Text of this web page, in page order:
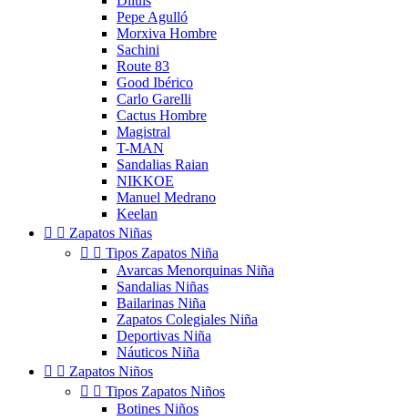
Pepe Agulló
Morxiva Hombre
Sachini
Route 83
Good Ibérico
Carlo Garelli
Cactus Hombre
Magistral
T-MAN
Sandalias Raian
NIKKOE
Manuel Medrano
Keelan
  Zapatos Niñas
  Tipos Zapatos Niña
Avarcas Menorquinas Niña
Sandalias Niñas
Bailarinas Niña
Zapatos Colegiales Niña
Deportivas Niña
Náuticos Niña
  Zapatos Niños
  Tipos Zapatos Niños
Botines Niños